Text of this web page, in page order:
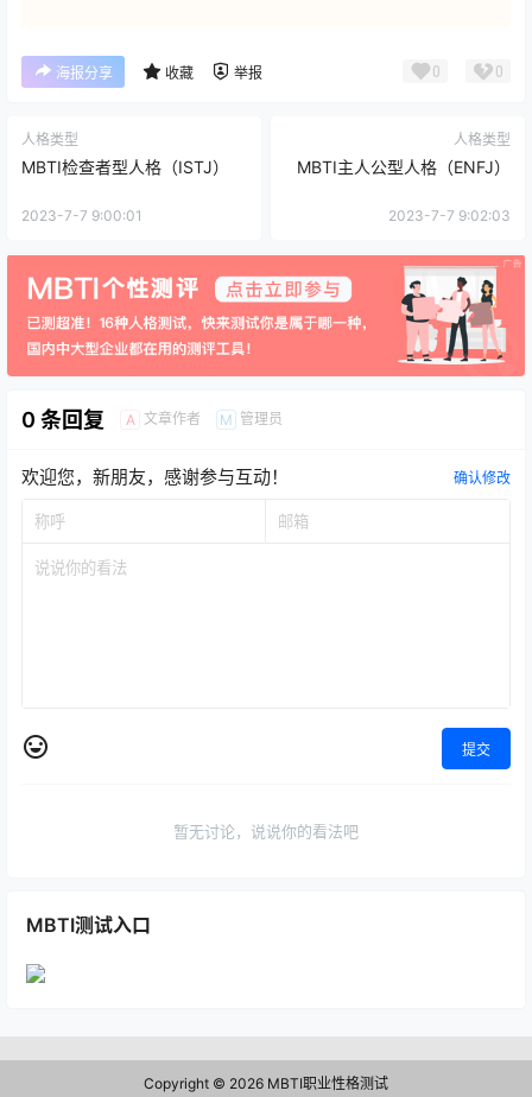
海报分享 收藏 举报 0 0
人格类型
MBTI检查者型人格（ISTJ）
2023-7-7 9:00:01
人格类型
MBTI主人公型人格（ENFJ）
2023-7-7 9:02:03
0 条回复 A 文章作者 M 管理员
欢迎您，新朋友，感谢参与互动！ 确认修改
提交
暂无讨论，说说你的看法吧
MBTI测试入口
Copyright © 2026 MBTI职业性格测试